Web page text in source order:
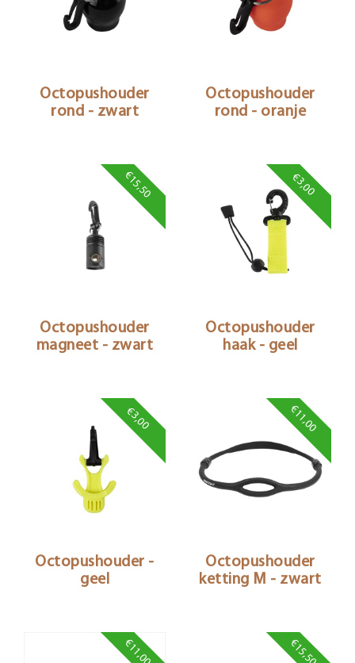
Octopushouder
rond - zwart
Octopushouder
rond - oranje
€15,50
Octopushouder
magneet - zwart
€3,00
Octopushouder
haak - geel
€3,00
Octopushouder -
geel
€11,00
Octopushouder
ketting M - zwart
€11,00 €15,50